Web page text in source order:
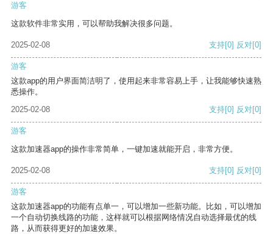
游客
这款软件非常实用，可以帮助我解决很多问题。
2025-02-08 支持[0] 反对[0]
游客
这款app的用户界面简洁明了，使用起来非常容易上手，让我能够快速熟
悉操作。
2025-02-08
支持[0] 反对[0]
游客
这款加速器app的操作非常简单，一键加速就能开启，非常方便。
2025-02-08 支持[0] 反对[0]
游客
这款加速器app的功能有点单一，可以增加一些新功能。比如，可以增加
一个自动切换线路的功能，这样就可以根据网络情况自动选择最优的线
路，从而获得更好的加速效果。